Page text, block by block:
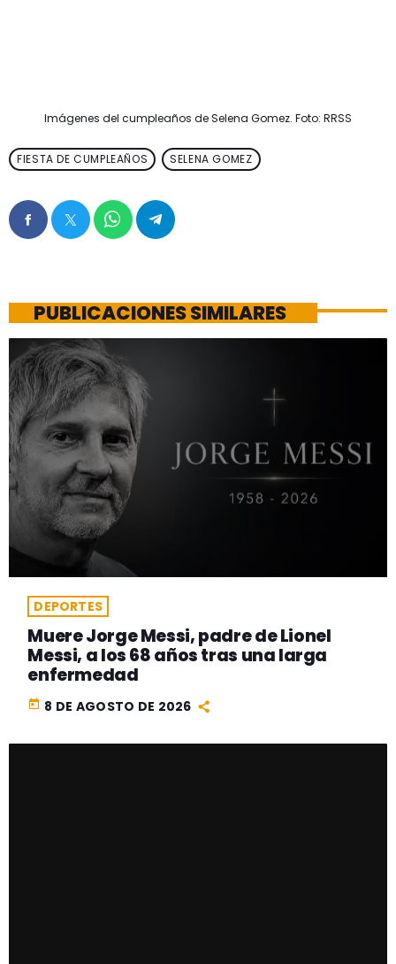
Imágenes del cumpleaños de Selena Gomez. Foto: RRSS
FIESTA DE CUMPLEAÑOS SELENA GOMEZ
PUBLICACIONES SIMILARES
DEPORTES
Muere Jorge Messi, padre de Lionel
Messi, a los 68 años tras una larga
enfermedad
today 8 DE AGOSTO DE 2026